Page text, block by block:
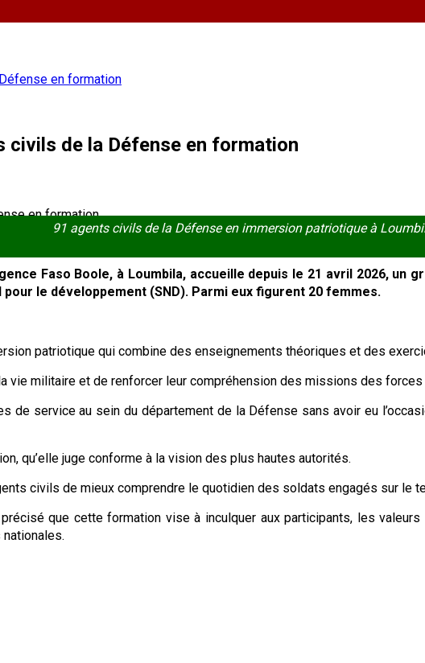
en formation
civils de la Défense en formation
91 agents civils de la Défense en immersion patriotique à
Faso Boole, à Loumbila, accueille depuis le 21 avril 2026, un
le développement (SND). Parmi eux figurent 20 femmes.
patriotique qui combine des enseignements théoriques et des
vie militaire et de renforcer leur compréhension des missions des forces
de service au sein du département de la Défense sans avoir eu
qu’elle juge conforme à la vision des plus hautes autorités.
civils de mieux comprendre le quotidien des soldats engagés sur le
que cette formation vise à inculquer aux participants, les